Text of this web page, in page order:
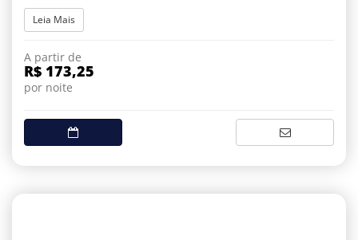
Leia Mais
A partir de
R$ 173,25
por noite